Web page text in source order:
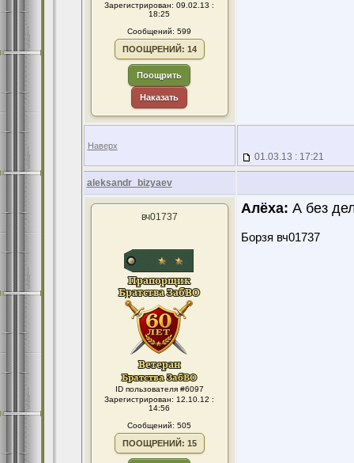
Зарегистрирован: 09.02.13 :
18:25
Сообщений: 599
ПООЩРЕНИЙ: 14
Поощрить
Наказать
Наверх
01.03.13 : 17:21
aleksandr_bizyaev
вч01737
ID пользователя #6097
Зарегистрирован: 12.10.12 :
14:56
Сообщений: 505
ПООЩРЕНИЙ: 15
Алёха: А без
Борзя вч01737